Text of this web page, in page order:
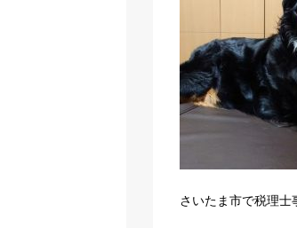
さいたま市で税理士